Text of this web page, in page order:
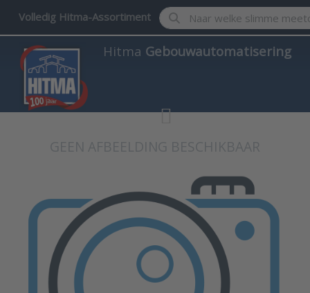
Volledig Hitma-Assortiment Enter a search term.
Hitma Gebouwautomatisering